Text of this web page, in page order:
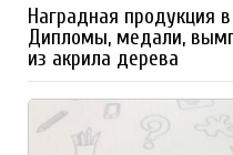
Наградная продукция
Дипломы, медали,
из акрила дерева